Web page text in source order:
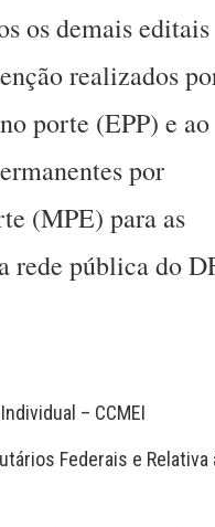
os demais editais
realizados
porte (EPP) e ao
por
(MPE) para as
rede pública do
– CCMEI
Federais e Relativa